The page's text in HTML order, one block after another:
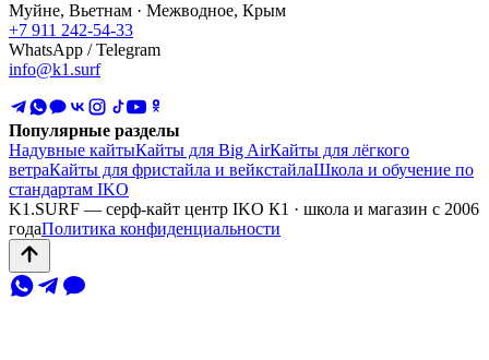
Муйне, Вьетнам · Межводное, Крым
+7 911 242-54-33
WhatsApp / Telegram
info@k1.surf
Популярные разделы
Надувные кайтыКайты для Big AirКайты для лёгкого
ветраКайты для фристайла и вейкстайлаШкола и обучение по
стандартам IKO
K1.SURF — серф-кайт центр IKO К1 · школа и магазин с 2006
годаПолитика конфиденциальности